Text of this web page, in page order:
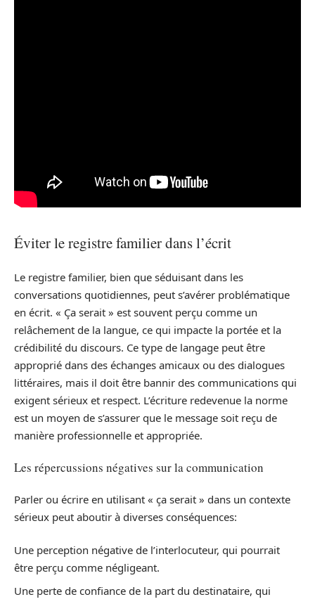
Éviter le registre familier dans l’écrit
Le registre familier, bien que séduisant dans les
conversations quotidiennes, peut s’avérer problématique
en écrit. « Ça serait » est souvent perçu comme un
relâchement de la langue, ce qui impacte la portée et la
crédibilité du discours. Ce type de langage peut être
approprié dans des échanges amicaux ou des dialogues
littéraires, mais il doit être bannir des communications qui
exigent sérieux et respect. L’écriture redevenue la norme
est un moyen de s’assurer que le message soit reçu de
manière professionnelle et appropriée.
Les répercussions négatives sur la communication
Parler ou écrire en utilisant « ça serait » dans un contexte
sérieux peut aboutir à diverses conséquences:
Une perception négative de l’interlocuteur, qui pourrait
être perçu comme négligeant.
Une perte de confiance de la part du destinataire, qui